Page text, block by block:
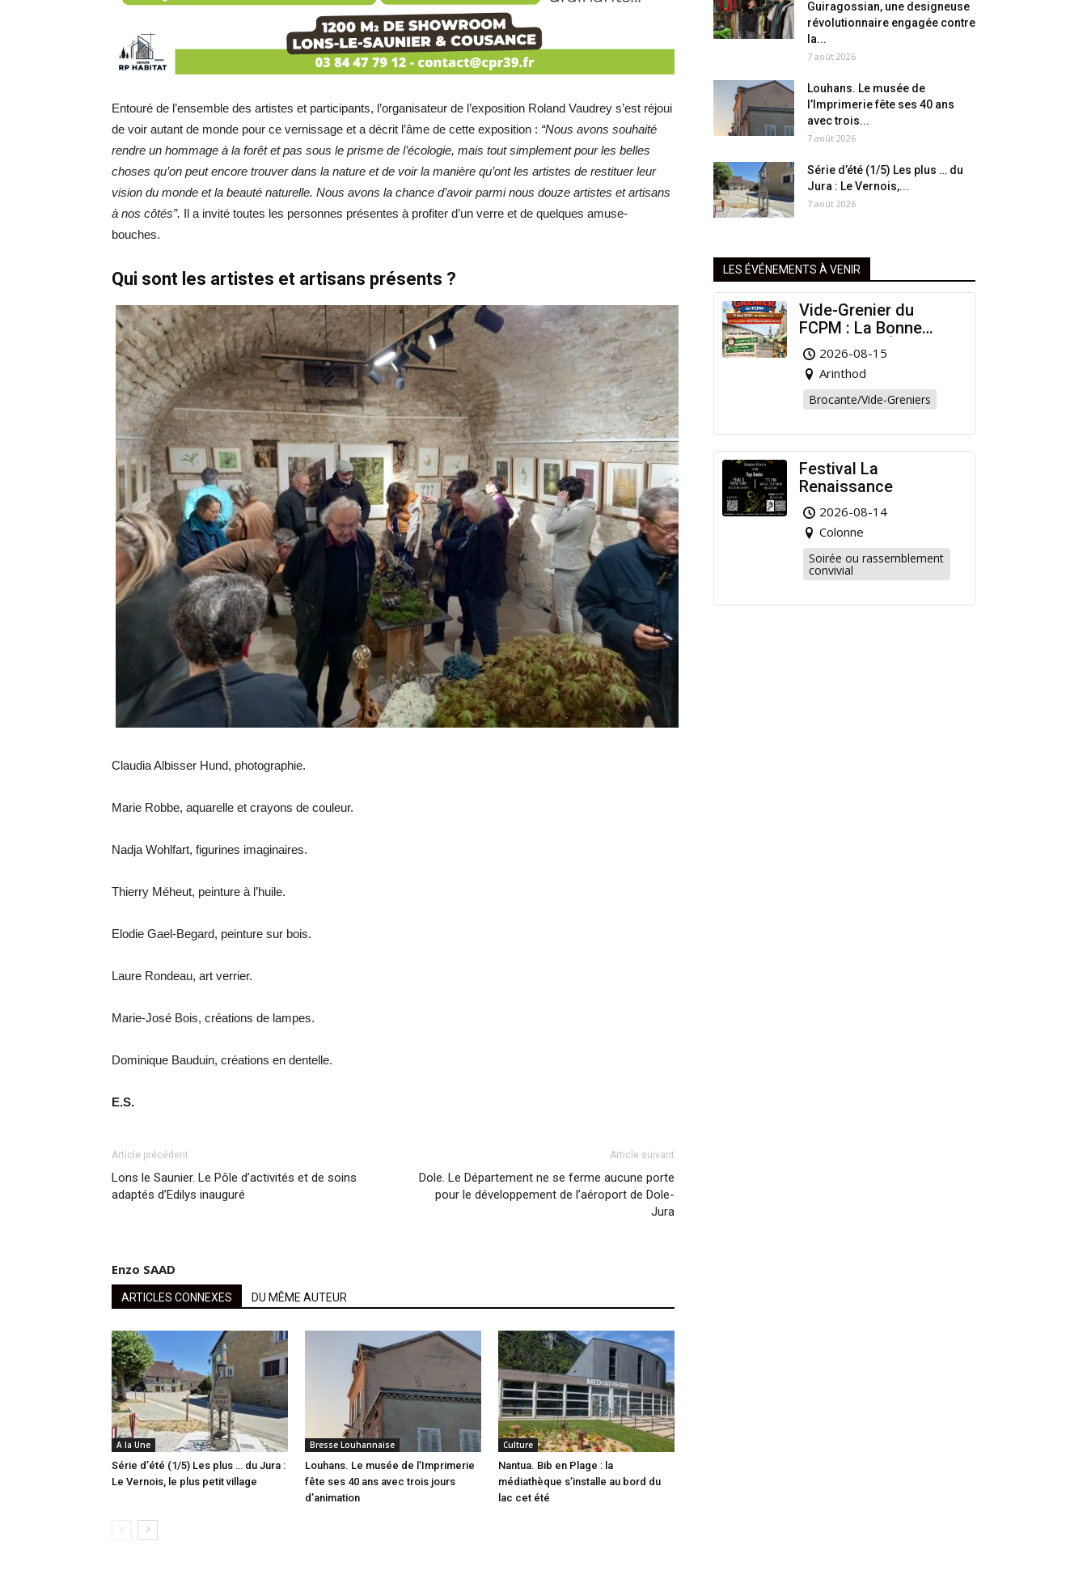
Entouré de l’ensemble des artistes et participants, l’organisateur de l’exposition Roland Vaudrey s’est réjoui
de voir autant de monde pour ce vernissage et a décrit l’âme de cette exposition : “Nous avons souhaité
rendre un hommage à la forêt et pas sous le prisme de l’écologie, mais tout simplement pour les belles
choses qu’on peut encore trouver dans la nature et de voir la manière qu’ont les artistes de restituer leur
vision du monde et la beauté naturelle. Nous avons la chance d’avoir parmi nous douze artistes et artisans
à nos côtés”. Il a invité toutes les personnes présentes à profiter d’un verre et de quelques amuse-
bouches.
Qui sont les artistes et artisans présents ?
Claudia Albisser Hund, photographie.
Marie Robbe, aquarelle et crayons de couleur.
Nadja Wohlfart, figurines imaginaires.
Thierry Méheut, peinture à l’huile.
Elodie Gael-Begard, peinture sur bois.
Laure Rondeau, art verrier.
Marie-José Bois, créations de lampes.
Dominique Bauduin, créations en dentelle.
E.S.
Article précédent
Lons le Saunier. Le Pôle d’activités et de soins
adaptés d’Edilys inauguré
Article suivant
Dole. Le Département ne se ferme aucune porte
pour le développement de l’aéroport de Dole-
Jura
Enzo SAAD
ARTICLES CONNEXES DU MÊME AUTEUR
A la Une
Série d’été (1/5) Les plus … du Jura :
Le Vernois, le plus petit village
Bresse Louhannaise
Louhans. Le musée de l’Imprimerie
fête ses 40 ans avec trois jours
d’animation
Culture
Nantua. Bib en Plage : la
médiathèque s’installe au bord du
lac cet été
Guiragossian, une designeuse
révolutionnaire engagée contre
la...
7 août 2026
Louhans. Le musée de
l’Imprimerie fête ses 40 ans
avec trois...
7 août 2026
Série d’été (1/5) Les plus … du
Jura : Le Vernois,...
7 août 2026
LES ÉVÉNEMENTS À VENIR
Vide-Grenier du
FCPM : La Bonne
Affaire de l’Été à
Arinthod !
2026-08-15
Arinthod
Brocante/Vide-Greniers
Festival La
Renaissance
2026-08-14
Colonne
Soirée ou rassemblement
convivial